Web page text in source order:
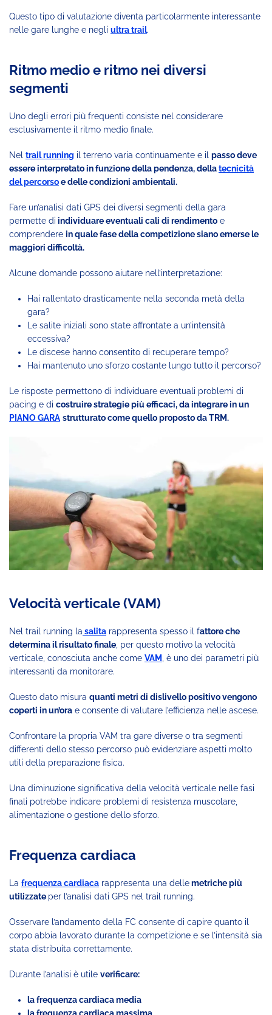
Questo tipo di valutazione diventa particolarmente interessante
nelle gare lunghe e negli ultra trail.
Ritmo medio e ritmo nei diversi
segmenti
Uno degli errori più frequenti consiste nel considerare
esclusivamente il ritmo medio finale.
Nel trail running il terreno varia continuamente e il passo deve
essere interpretato in funzione della pendenza, dellatecnicità
del percorsoe delle condizioni ambientali.
Fare un’analisi dati GPS dei diversi segmenti della gara
permette di individuare eventuali cali di rendimento e
comprendere in quale fase della competizione siano emerse le
maggiori difficoltà.
Alcune domande possono aiutare nell’interpretazione:
Hai rallentato drasticamente nella seconda metà della
gara?
Le salite iniziali sono state affrontate a un’intensità
eccessiva?
Le discese hanno consentito di recuperare tempo?
Hai mantenuto uno sforzo costante lungo tutto il percorso?
Le risposte permettono di individuare eventuali problemi di
pacing e di costruire strategie più efficaci, da integrare in un
PIANO GARA strutturato come quello proposto da TRM.
Velocità verticale (VAM)
Nel trail running la salita rappresenta spesso il fattore che
determina il risultato finale , per questo motivo la velocità
verticale, conosciuta anche come VAM , è uno dei parametri più
interessanti da monitorare.
Questo dato misura quanti metri di dislivello positivo vengono
coperti in un’ora e consente di valutare l’efficienza nelle ascese.
Confrontare la propria VAM tra gare diverse o tra segmenti
differenti dello stesso percorso può evidenziare aspetti molto
utili della preparazione fisica.
Una diminuzione significativa della velocità verticale nelle fasi
finali potrebbe indicare problemi di resistenza muscolare,
alimentazione o gestione dello sforzo.
Frequenza cardiaca
La frequenza cardiaca rappresenta una dellemetriche più
utilizzate per l’analisi dati GPS nel trail running.
Osservare l’andamento della FC consente di capire quanto il
corpo abbia lavorato durante la competizione e se l’intensità sia
stata distribuita correttamente.
Durante l’analisi è utile verificare:
la frequenza cardiaca media